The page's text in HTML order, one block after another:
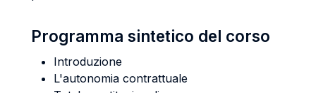
Programma sintetico del corso
Introduzione
L'autonomia contrattuale